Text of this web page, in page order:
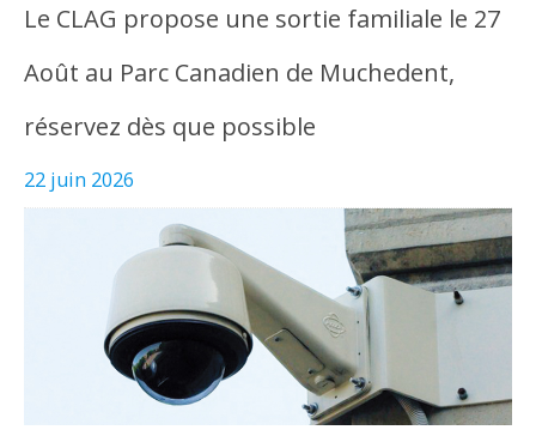
Le CLAG propose une sortie familiale le 27
Août au Parc Canadien de Muchedent,
réservez dès que possible
22 juin 2026